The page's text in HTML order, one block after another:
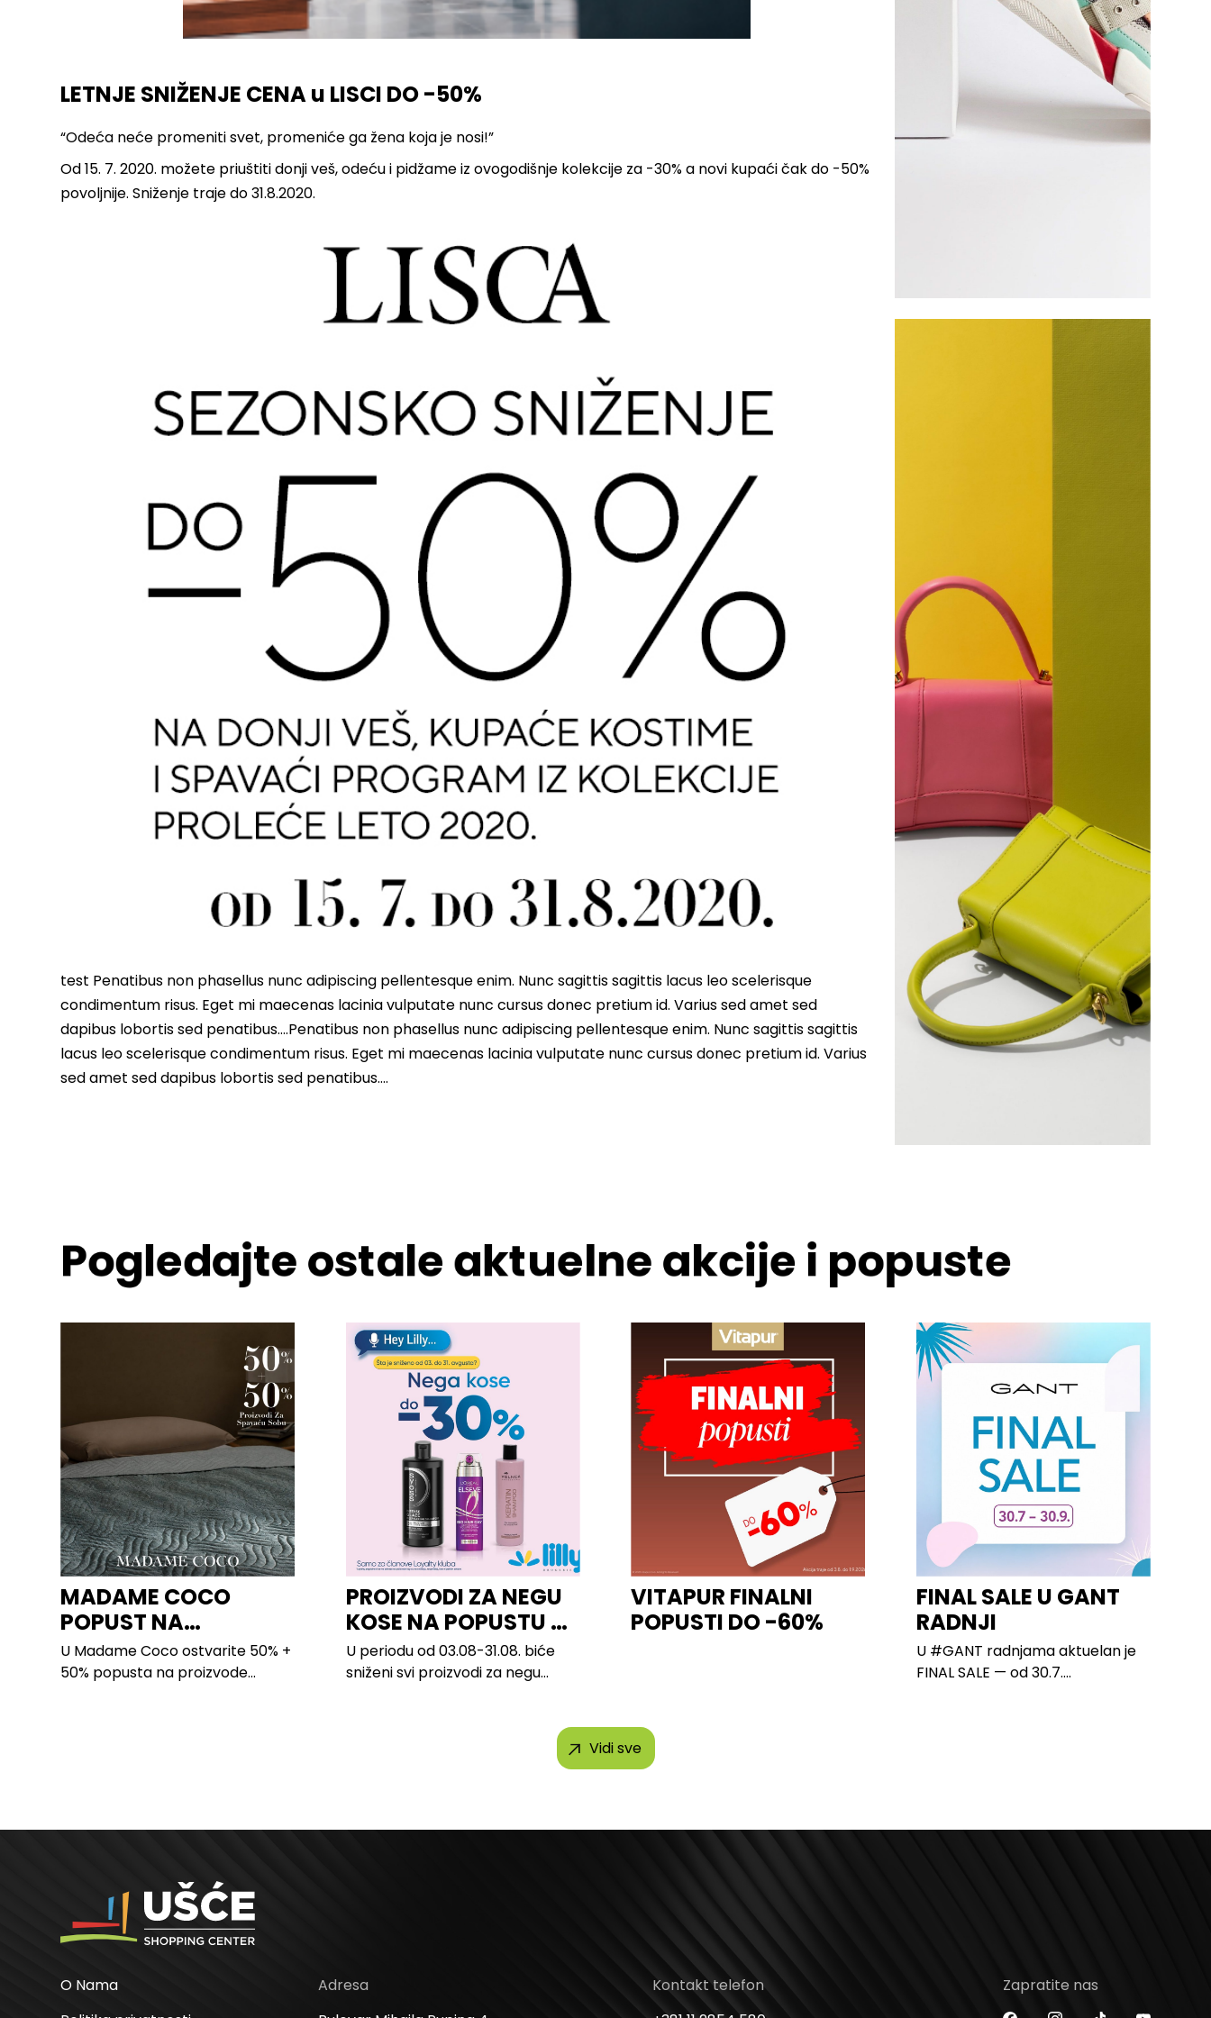
LETNJE SNIŽENJE CENA u LISCI DO -50%
“Odeća neće promeniti svet, promeniće ga žena koja je nosi!”
Od 15. 7. 2020. možete priuštiti donji veš, odeću i pidžame iz ovogodišnje kolekcije za -30% a novi kupaći čak do -50%
povoljnije. Sniženje traje do 31.8.2020.
test Penatibus non phasellus nunc adipiscing pellentesque enim. Nunc sagittis sagittis lacus leo scelerisque
condimentum risus. Eget mi maecenas lacinia vulputate nunc cursus donec pretium id. Varius sed amet sed
dapibus lobortis sed penatibus….Penatibus non phasellus nunc adipiscing pellentesque enim. Nunc sagittis sagittis
lacus leo scelerisque condimentum risus. Eget mi maecenas lacinia vulputate nunc cursus donec pretium id. Varius
sed amet sed dapibus lobortis sed penatibus….
Pogledajte ostale aktuelne akcije i popuste
MADAME COCO
POPUST NA
PROIZVODE ZA
SPAVAĆU SOBU
U Madame Coco ostvarite 50% +
50% popusta na proizvode...
PROIZVODI ZA NEGU
KOSE NA POPUSTU U
LILLY
U periodu od 03.08-31.08. biće
sniženi svi proizvodi za negu
VITAPUR FINALNI
POPUSTI DO -60%
FINAL SALE U GANT
RADNJI
U #GANT radnjama aktuelan je
FINAL SALE — od 30.7....
Vidi sve
O Nama
Adresa
Kontakt telefon
Zapratite nas